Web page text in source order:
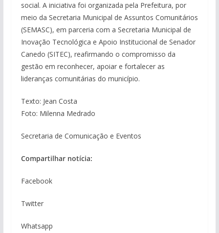
social. A iniciativa foi organizada pela Prefeitura, por
meio da Secretaria Municipal de Assuntos Comunitários
(SEMASC), em parceria com a Secretaria Municipal de
Inovação Tecnológica e Apoio Institucional de Senador
Canedo (SITEC), reafirmando o compromisso da
gestão em reconhecer, apoiar e fortalecer as
lideranças comunitárias do município.
Texto: Jean Costa
Foto: Milenna Medrado
Secretaria de Comunicação e Eventos
Compartilhar notícia:
Facebook
Twitter
Whatsapp